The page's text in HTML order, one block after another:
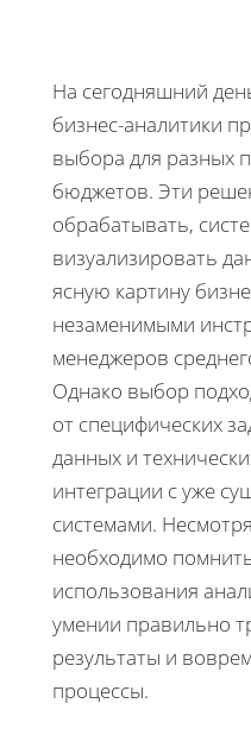
На сегодняшний
бизнес-аналитики
выбора для разных
бюджетов. Эти
обрабатывать,
визуализировать
ясную картину
незаменимыми
менеджеров
Однако выбор
от специфических
данных и
интеграции с уже
системами.
необходимо
использования
умении правильно
результаты и
процессы.